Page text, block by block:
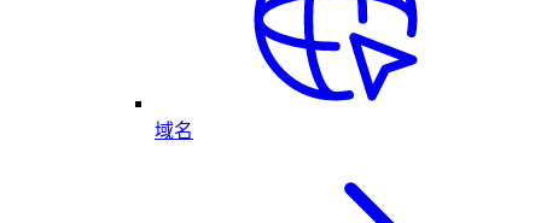
域名